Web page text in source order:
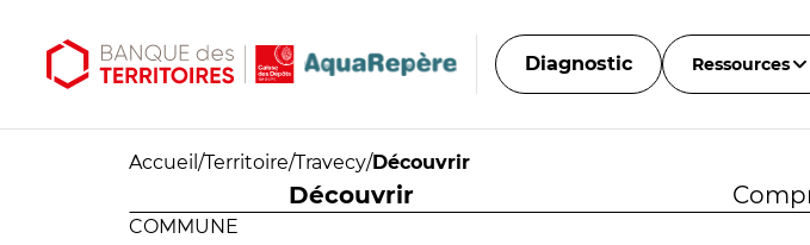
Diagnostic Ressources
Accueil /Territoire/Travecy/Découvrir
Découvrir
COMMUNE